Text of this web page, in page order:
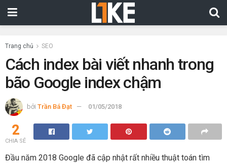
Trang chủ SEO
Cách index bài viết nhanh trong
bão Google index chậm
bởi Trần Bá Đạt 01/05/2018
2
CHIA SẺ
Đầu năm 2018 Google đã cập nhật rất nhiều thuật toán tìm